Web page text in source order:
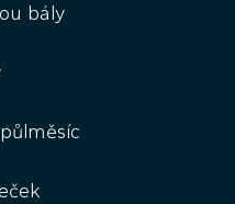
bály